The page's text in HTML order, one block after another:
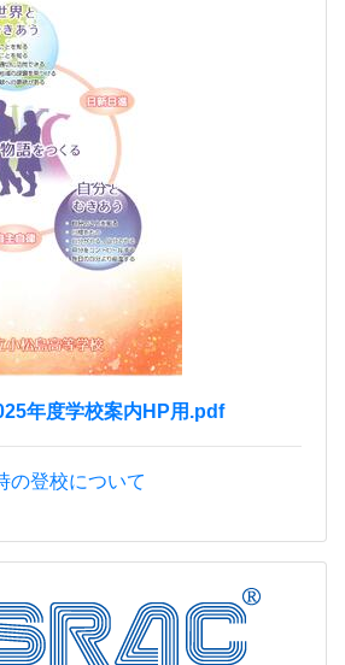
年度学校案内HP用.pdf
の登校について